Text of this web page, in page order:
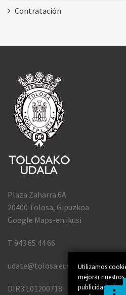
Contratación
Utilizamos
mejorar
publicidad
Plaza Zaharra 6A
20400 Tolosa, Gipuzkoa
Google Maps-en ikusi
T 943 65 44 66
udate@tolosa.eus
DIR3:L01200718